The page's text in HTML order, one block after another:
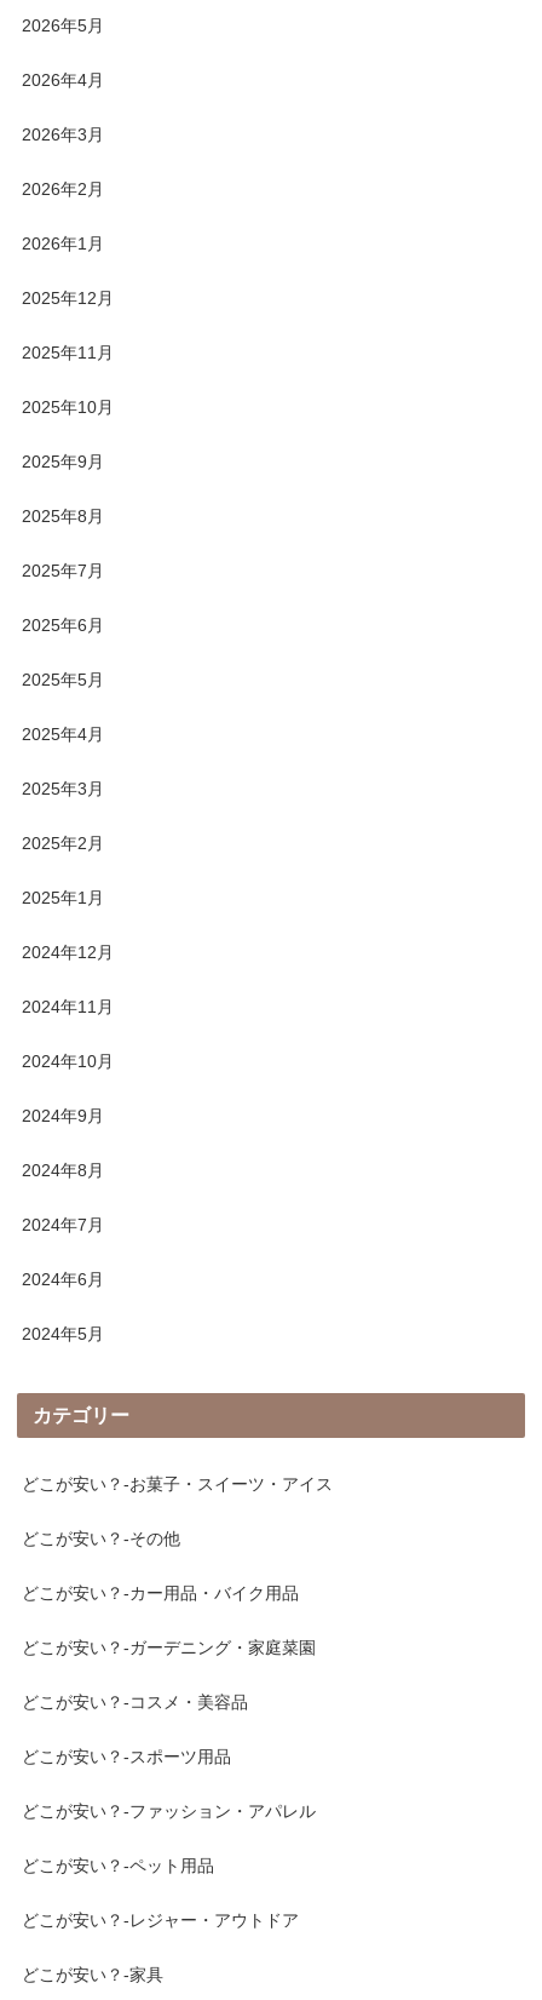
2026年5月
2026年4月
2026年3月
2026年2月
2026年1月
2025年12月
2025年11月
2025年10月
2025年9月
2025年8月
2025年7月
2025年6月
2025年5月
2025年4月
2025年3月
2025年2月
2025年1月
2024年12月
2024年11月
2024年10月
2024年9月
2024年8月
2024年7月
2024年6月
2024年5月
カテゴリー
どこが安い？-お菓子・スイーツ・アイス
どこが安い？-その他
どこが安い？-カー用品・バイク用品
どこが安い？-ガーデニング・家庭菜園
どこが安い？-コスメ・美容品
どこが安い？-スポーツ用品
どこが安い？-ファッション・アパレル
どこが安い？-ペット用品
どこが安い？-レジャー・アウトドア
どこが安い？-家具